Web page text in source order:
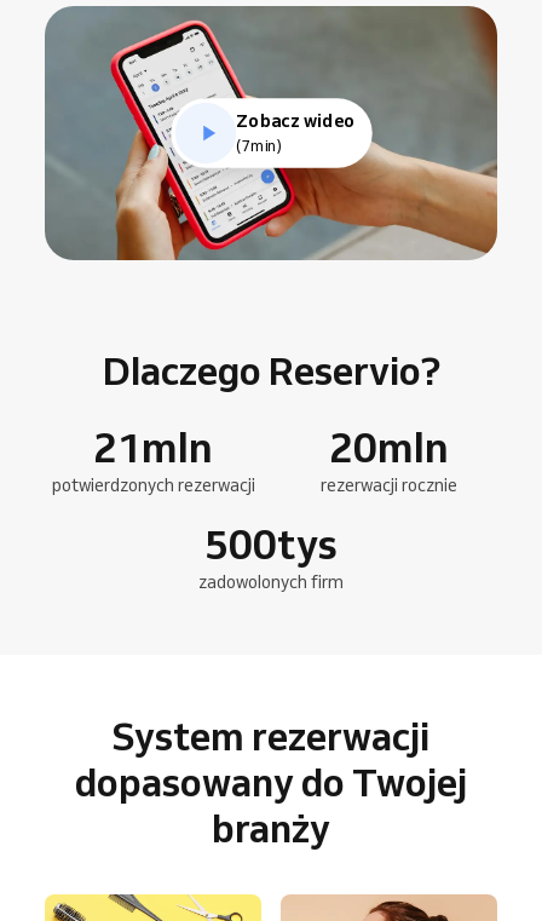
Zobacz wideo
(7min)
Dlaczego Reservio?
21mln
potwierdzonych rezerwacji
20mln
rezerwacji rocznie
500tys
zadowolonych firm
System rezerwacji
dopasowany do Twojej
branży